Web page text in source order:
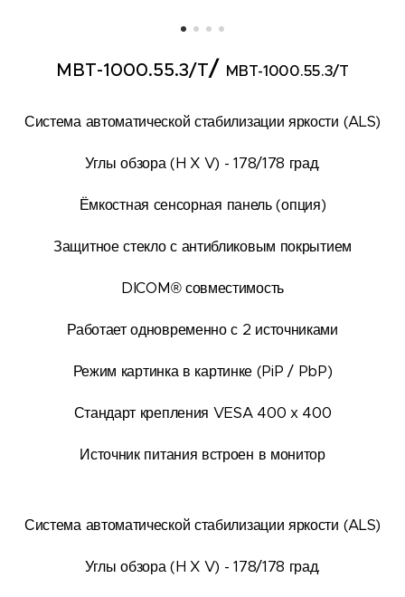
MBT-1000.55.3/T/ MBT-1000.55.3/T
Система автоматической стабилизации яркости (ALS)
Углы обзора (H X V) - 178/178 град.
Ёмкостная сенсорная панель (опция)
Защитное стекло с антибликовым покрытием
DICOM® совместимость
Работает одновременно с 2 источниками
Режим картинка в картинке (PiP / PbP)
Стандарт крепления VESA 400 x 400
Источник питания встроен в монитор
Система автоматической стабилизации яркости (ALS)
Углы обзора (H X V) - 178/178 град.